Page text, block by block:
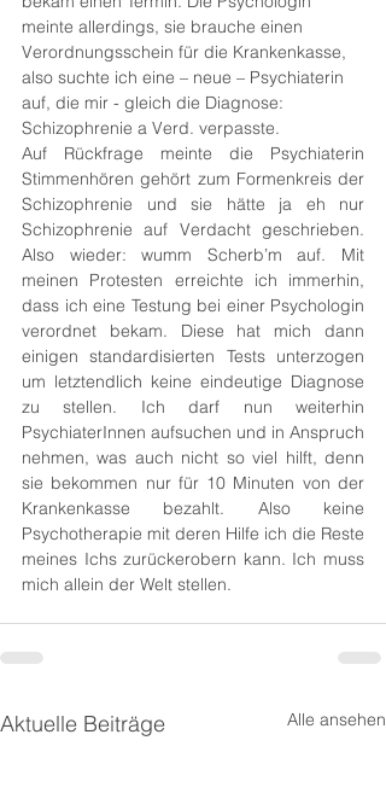
meinte allerdings, sie brauche einen
Verordnungsschein für die Krankenkasse,
also suchte ich eine – neue – Psychiaterin
auf, die mir - gleich die Diagnose:
Schizophrenie a Verd. verpasste.
Auf Rückfrage meinte die Psychiaterin
Stimmenhören gehört zum Formenkreis der
Schizophrenie und sie hätte ja eh nur
Schizophrenie auf Verdacht geschrieben.
Also wieder: wumm Scherb’m auf. Mit
meinen Protesten erreichte ich immerhin,
dass ich eine Testung bei einer Psychologin
verordnet bekam. Diese hat mich dann
einigen standardisierten Tests unterzogen
um letztendlich keine eindeutige Diagnose
zu stellen. Ich darf nun weiterhin
PsychiaterInnen aufsuchen und in Anspruch
nehmen, was auch nicht so viel hilft, denn
sie bekommen nur für 10 Minuten von der
Krankenkasse bezahlt. Also keine
Psychotherapie mit deren Hilfe ich die Reste
meines Ichs zurückerobern kann. Ich muss
mich allein der Welt stellen.
Aktuelle Beiträge Alle ansehen